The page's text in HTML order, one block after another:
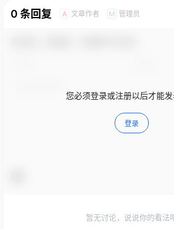
0 条回复 A 文章作者 M 管理员
您必须登录或注册以后才能
登录
暂无讨论，说说你的看法